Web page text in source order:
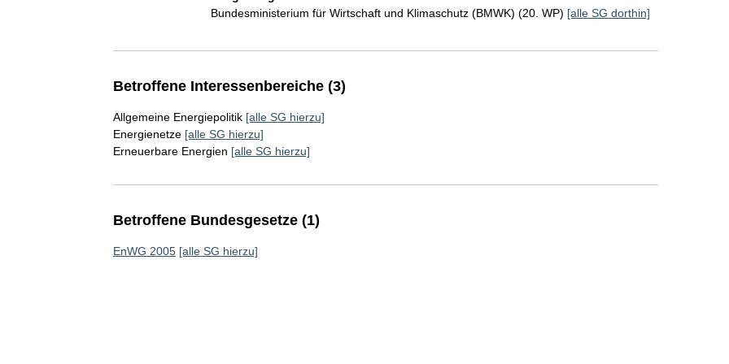
Bundesministerium für Wirtschaft und Klimaschutz (BMWK) (20. WP) [alle SG dorthin]
Betroffene Interessenbereiche (3)
Allgemeine Energiepolitik [alle SG hierzu]
Energienetze [alle SG hierzu]
Erneuerbare Energien [alle SG hierzu]
Betroffene Bundesgesetze (1)
EnWG 2005 [alle SG hierzu]